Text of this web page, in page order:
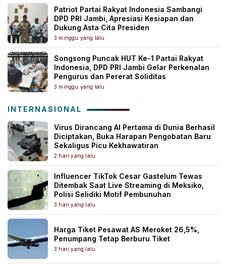
Patriot Partai Rakyat Indonesia Sambangi
DPD PRI Jambi, Apresiasi Kesiapan dan
Dukung Asta Cita Presiden
3 minggu yang lalu
Songsong Puncak HUT Ke-1 Partai Rakyat
Indonesia, DPD PRI Jambi Gelar Perkenalan
Pengurus dan Pererat Soliditas
3 minggu yang lalu
INTERNASIONAL
Virus Dirancang AI Pertama di Dunia Berhasil
Diciptakan, Buka Harapan Pengobatan Baru
Sekaligus Picu Kekhawatiran
2 hari yang lalu
Influencer TikTok Cesar Gastelum Tewas
Ditembak Saat Live Streaming di Meksiko,
Polisi Selidiki Motif Pembunuhan
3 hari yang lalu
Harga Tiket Pesawat AS Meroket 26,5%,
Penumpang Tetap Berburu Tiket
3 hari yang lalu